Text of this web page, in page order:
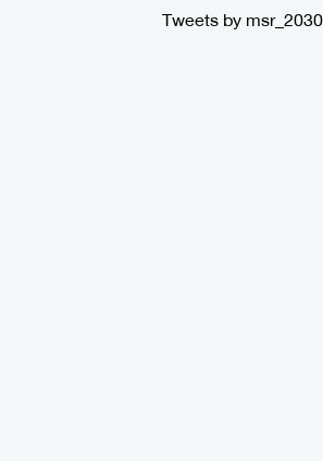
Tweets by msr_2030